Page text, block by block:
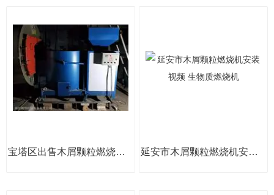
宝塔区出售木屑颗粒燃烧机设备 生物质燃烧机 延安市木屑颗粒燃烧机安装视频 生物质燃烧机